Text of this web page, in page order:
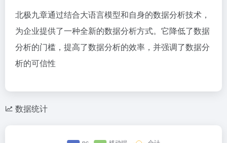
北极九章通过结合大语言模型和自身的数据分析技术，
为企业提供了一种全新的数据分析方式。它降低了数据
分析的门槛，提高了数据分析的效率，并强调了数据分
析的可信性
数据统计